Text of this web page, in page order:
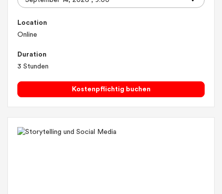
Location
Online
Duration
3 Stunden
Kostenpflichtig buchen